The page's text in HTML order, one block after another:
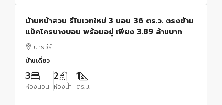
บ้านหน้าสวน รีโนเวทใหม่ 3 นอน 36 ตร.ว. ตรงข้าม
แม็คโครบางบอน พร้อมอยู่ เพียง 3.89 ล้านบาท
ปารวีร์
บ้านเดี่ยว
3
ห้องนอน
2
ห้องน้ำ
1
ตร.ม.